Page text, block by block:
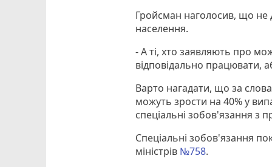
Гройсман наголосив, що не
населення.
- А ті, хто заявляють про
відповідально працювати,
Варто нагадати, що за
можуть зрости на 40% у
спеціальні зобов'язання з
Спеціальні зобов'язання
міністрів №758.